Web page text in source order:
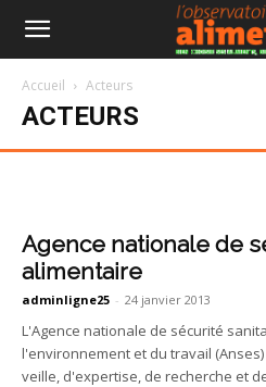
Accueil Acteurs
ACTEURS
Programme national
santé
L’Institut de veille
(InVS)
Agence nationale de
alimentaire
adminligne25 - 24 janvier 2013
L'Agence nationale de sécurité
l'environnement et du travail
veille, d'expertise, de recherche et